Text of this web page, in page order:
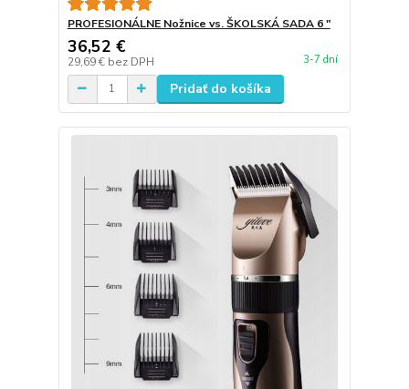
PROFESIONÁLNE Nožnice vs. ŠKOLSKÁ SADA 6 "
36,52 €
29,69 € bez DPH 3-7 dní
Pridať do košíka